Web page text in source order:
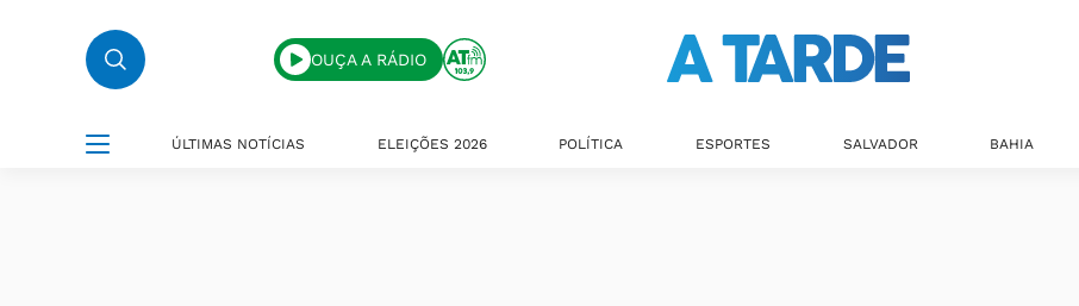
OUÇA A RÁDIO
ÚLTIMAS NOTÍCIAS ELEIÇÕES 2026 POLÍTICA ESPORTES SALVADOR BAHIA